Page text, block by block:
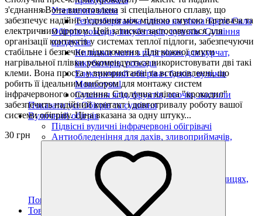
Утеплення вікон
Теплозберігаюча плівка на вікна Третє Скло
Обігрів розсади, інкубаторів, вуликів /Сушіння
продуктів
Килимки мати з підігрівом для курчат,
інкубаторів, розсади
Електричний обігрівач бджіл, вуликів
Monocrystal
Сушіння ягід, фруктів, овочів, пастили
Показати усі Обігрів та сушіння
Вуличний обігрів
Підвісні вуличні інфрачервоні обігрівачі
Антиобледеніння для дахів, зливоприймачів,
Нагрівальні кабелі для обігріву труб
Обігрів майданчиків, сходів, тротуарів
Кабелі для обігріву ґрунту в парниках, теплицях,
розсадниках
Показати усі Вуличний обігрів
Товари для життя
з'єднання Вона виготовлена зі спеціального сплаву, що
забезпечує надійне з'єднання між мідною смугою нагрівача та
електричним дротом. Цей затискач застосовується для
організації контактів у системах теплої підлоги, забезпечуючи
стабільне і безпечне підключення. Для кожної смуги
нагрівальної плівки рекомендується використовувати дві такі
клеми. Вона проста у використанні та встановленні, що
робить її ідеальним вибором для монтажу систем
інфрачервоного опалення. Сполучна кліпса "крокодил"
забезпечить надійний контакт і довготривалу роботу вашої
системи обігріву. Ціна вказана за одну штуку...
30 грн